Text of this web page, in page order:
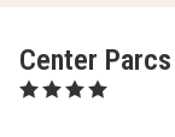
Center
, 4 Sterren